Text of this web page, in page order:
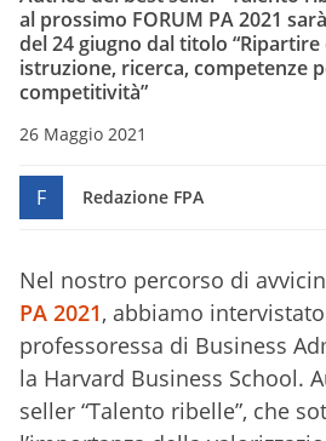
al prossimo FORUM PA 2021
del 24 giugno dal titolo
istruzione, ricerca, competenze
competitività”
26 Maggio 2021
F Redazione FPA
Nel nostro percorso di
PA 2021, abbiamo
professoressa di Business
la Harvard Business School.
seller “Talento ribelle”, che